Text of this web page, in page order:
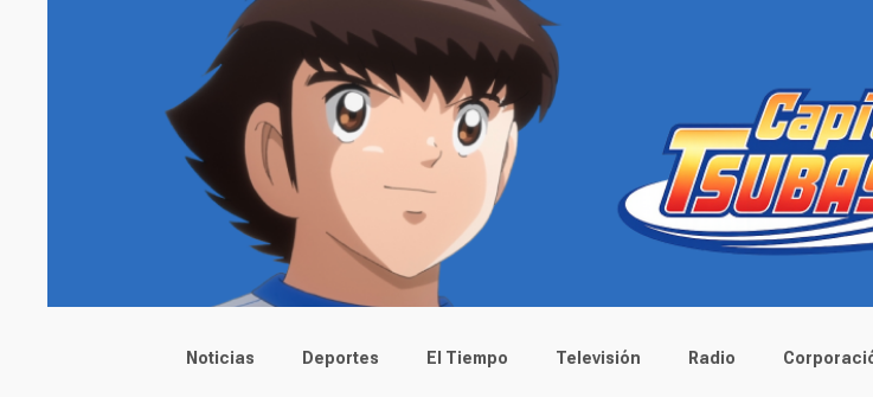
Main menu
Noticias Deportes El Tiempo Televisión Radio